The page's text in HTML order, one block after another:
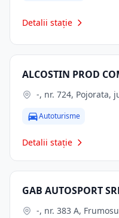
Detalii stație
ALCOSTIN PROD
-, nr. 724, Pojorata,
Autoturisme
Detalii stație
GAB AUTOSPORT
-, nr. 383 A,